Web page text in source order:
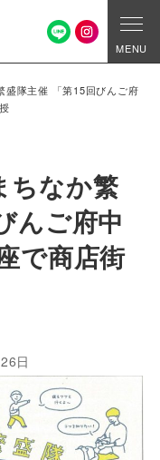
MENU
盛隊主催 「第15回びんご府
ちなか繁
んご府中
で商店街
日